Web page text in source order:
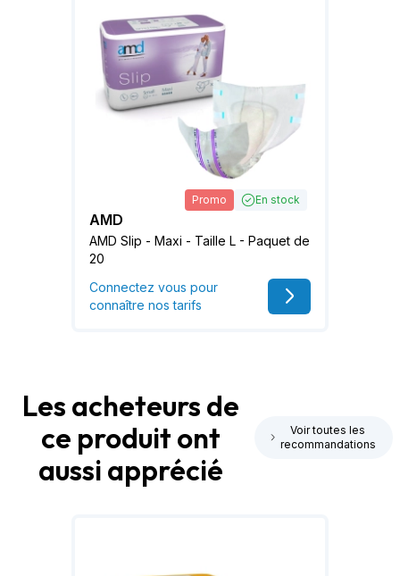
Promo En stock
AMD
AMD Slip - Maxi - Taille L - Paquet de
20
Connectez vous pour
connaître nos tarifs
Les acheteurs de
ce produit ont
aussi apprécié
Voir toutes les
recommandations